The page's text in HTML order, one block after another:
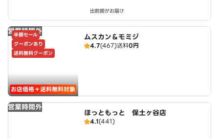
出前館がお届け
営業時間外
半額セール
クーポンあり
送料無料クーポン
お店価格＋送料無料対象
ムスカン＆モミジ
4.7(467)送料0円
営業時間外
ほっともっと 保土ヶ谷店
4.1(441)